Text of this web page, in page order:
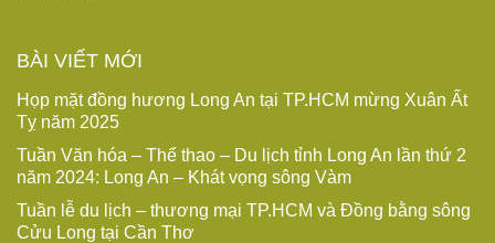
BÀI VIẾT MỚI
Họp mặt đồng hương Long An tại TP.HCM mừng Xuân Ất
Tỵ năm 2025
Tuần Văn hóa – Thể thao – Du lịch tỉnh Long An lần thứ 2
năm 2024: Long An – Khát vọng sông Vàm
Tuần lễ du lịch – thương mại TP.HCM và Đồng bằng sông
Cửu Long tại Cần Thơ